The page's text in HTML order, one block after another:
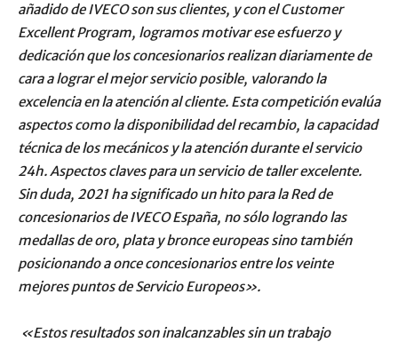
añadido de IVECO son sus clientes, y con el Customer
Excellent Program, logramos motivar ese esfuerzo y
dedicación que los concesionarios realizan diariamente de
cara a lograr el mejor servicio posible, valorando la
excelencia en la atención al cliente. Esta competición evalúa
aspectos como la disponibilidad del recambio, la capacidad
técnica de los mecánicos y la atención durante el servicio
24h. Aspectos claves para un servicio de taller excelente.
Sin duda, 2021 ha significado un hito para la Red de
concesionarios de IVECO España, no sólo logrando las
medallas de oro, plata y bronce europeas sino también
posicionando a once concesionarios entre los veinte
mejores puntos de Servicio Europeos».
«Estos resultados son inalcanzables sin un trabajo